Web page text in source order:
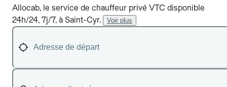
Allocab, le service de chauffeur privé VTC disponible
24h/24, 7j/7, à Saint-Cyr.
Voir plus